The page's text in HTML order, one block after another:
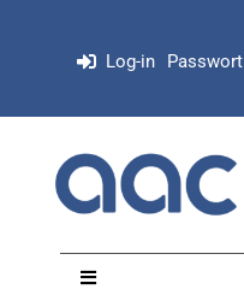
Log-in
Toggle